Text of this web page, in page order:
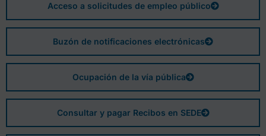
Acceso a solicitudes de empleo público
Buzón de notificaciones electrónicas
Ocupación de la vía pública
Consultar y pagar Recibos en SEDE